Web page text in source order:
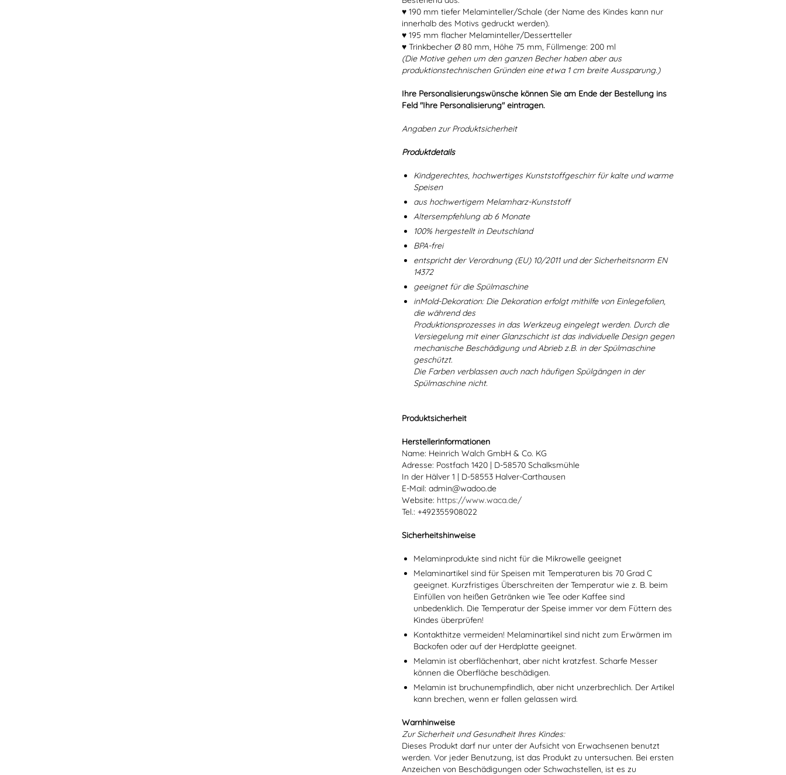
♥ 190 mm tiefer Melaminteller/Schale (der Name des Kindes kann nur
innerhalb des Motivs gedruckt werden).
♥ 195 mm flacher Melaminteller/Dessertteller
♥ Trinkbecher Ø 80 mm, Höhe 75 mm, Füllmenge: 200 ml
(Die Motive gehen um den ganzen Becher haben aber aus
produktionstechnischen Gründen eine etwa 1 cm breite Aussparung.)
Ihre Personalisierungswünsche können Sie am Ende der Bestellung ins
Feld "Ihre Personalisierung" eintragen.
Angaben zur Produktsicherheit
Produktdetails
Kindgerechtes, hochwertiges Kunststoffgeschirr für kalte und warme
Speisen
aus hochwertigem Melamharz-Kunststoff
Altersempfehlung ab 6 Monate
100% hergestellt in Deutschland
BPA-frei
entspricht der Verordnung (EU) 10/2011 und der Sicherheitsnorm EN
14372
geeignet für die Spülmaschine
inMold-Dekoration: Die Dekoration erfolgt mithilfe von Einlegefolien,
die während des
Produktionsprozesses in das Werkzeug eingelegt werden. Durch die
Versiegelung mit einer Glanzschicht ist das individuelle Design gegen
mechanische Beschädigung und Abrieb z.B. in der Spülmaschine
geschützt.
Die Farben verblassen auch nach häufigen Spülgängen in der
Spülmaschine nicht.
Produktsicherheit
Herstellerinformationen
Name: Heinrich Walch GmbH & Co. KG
Adresse: Postfach 1420 | D-58570 Schalksmühle
In der Hälver 1 | D-58553 Halver-Carthausen
E-Mail: admin@wadoo.de
Website: https://www.waca.de/
Tel.: +492355908022
Sicherheitshinweise
Melaminprodukte sind nicht für die Mikrowelle geeignet
Melaminartikel sind für Speisen mit Temperaturen bis 70 Grad C
geeignet. Kurzfristiges Überschreiten der Temperatur wie z. B. beim
Einfüllen von heißen Getränken wie Tee oder Kaffee sind
unbedenklich. Die Temperatur der Speise immer vor dem Füttern des
Kindes überprüfen!
Kontakthitze vermeiden! Melaminartikel sind nicht zum Erwärmen im
Backofen oder auf der Herdplatte geeignet.
Melamin ist oberflächenhart, aber nicht kratzfest. Scharfe Messer
können die Oberfläche beschädigen.
Melamin ist bruchunempfindlich, aber nicht unzerbrechlich. Der Artikel
kann brechen, wenn er fallen gelassen wird.
Warnhinweise
Zur Sicherheit und Gesundheit Ihres Kindes:
Dieses Produkt darf nur unter der Aufsicht von Erwachsenen benutzt
werden. Vor jeder Benutzung, ist das Produkt zu untersuchen. Bei ersten
Anzeichen von Beschädigungen oder Schwachstellen, ist es zu